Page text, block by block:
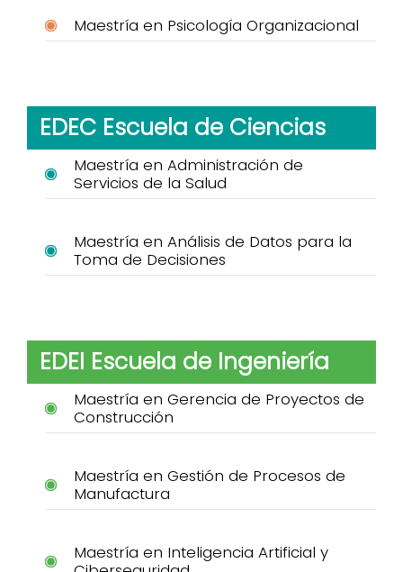
Maestría en Psicología Organizacional
EDEC Escuela de Ciencias
Maestría en Administración de
Servicios de la Salud
Maestría en Análisis de Datos para la
Toma de Decisiones
EDEI Escuela de Ingeniería
Maestría en Gerencia de Proyectos de
Construcción
Maestría en Gestión de Procesos de
Manufactura
Maestría en Inteligencia Artificial y